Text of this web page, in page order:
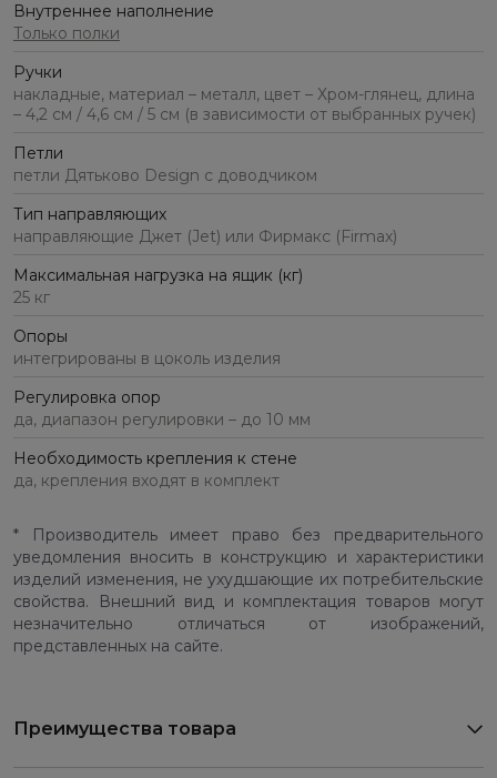
Внутреннее наполнение
Только полки
Ручки
накладные, материал – металл, цвет – Хром-глянец, длина
– 4,2 см / 4,6 см / 5 см (в зависимости от выбранных ручек)
Петли
петли Дятьково Design с доводчиком
Тип направляющих
направляющие Джет (Jet) или Фирмакс (Firmax)
Максимальная нагрузка на ящик (кг)
25 кг
Опоры
интегрированы в цоколь изделия
Регулировка опор
да, диапазон регулировки – до 10 мм
Необходимость крепления к стене
да, крепления входят в комплект
* Производитель имеет право без предварительного
уведомления вносить в конструкцию и характеристики
изделий изменения, не ухудшающие их потребительские
свойства. Внешний вид и комплектация товаров могут
незначительно отличаться от изображений,
представленных на сайте.
Преимущества товара